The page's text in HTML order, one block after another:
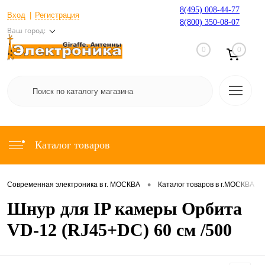
Вход Регистрация
Ваш город:
8(495) 008-44-77
8(800) 350-08-07
0 0
Каталог товаров
Современная электроника в г. МОСКВА • Каталог товаров в г.МОСКВА
Шнур для IP камеры Орбита
VD-12 (RJ45+DC) 60 см /500